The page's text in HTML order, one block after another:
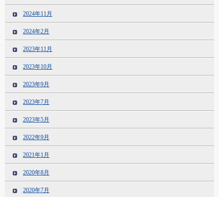
2024年11月
2024年2月
2023年11月
2023年10月
2023年9月
2023年7月
2023年5月
2022年9月
2021年1月
2020年8月
2020年7月